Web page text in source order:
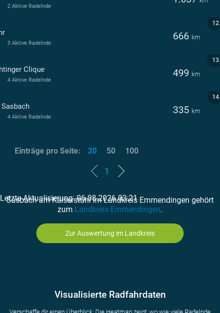
2 Aktive Radelnde
12.
666 km
3 Aktive Radelnde
13.
Clique 499 km
4 Aktive Radelnde
14.
Sasbach 335 km
4 Aktive Radelnde
1
Letzte Aktualisierung: 06.08.2026 03:21
Einträge pro Seite: 20 50 100
Sasbach am Kaiserstuhl im Landkreis Emmendingen gehört
zum Landkreis Emmendingen.
Zur Auswertung im Landkreis
Visualisierte Radfahrdaten